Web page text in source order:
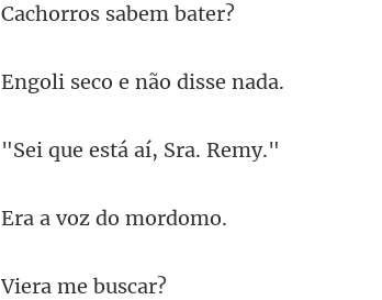
os sabe
co e não
está aí,
oz do m
me b